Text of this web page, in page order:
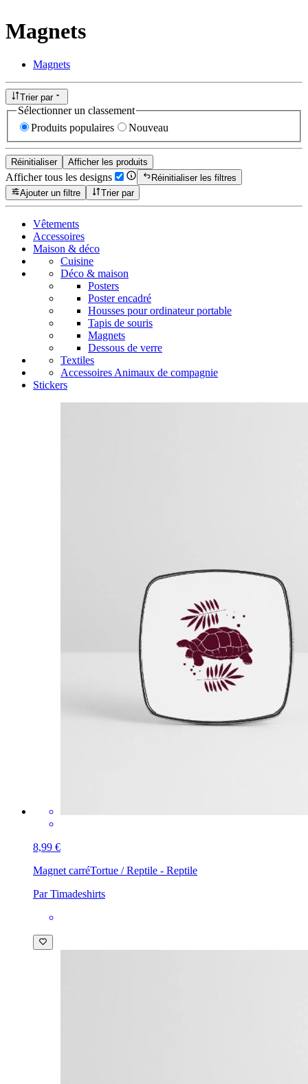
Magnets
Magnets
Trier par
Sélectionner un classement
Produits populaires
Nouveau
Réinitialiser Afficher les produits
Afficher tous les designs
Réinitialiser les filtres
Ajouter un filtre
Trier par
Vêtements
Accessoires
Maison & déco
Cuisine
Déco & maison
Posters
Poster encadré
Housses pour ordinateur portable
Tapis de souris
Magnets
Dessous de verre
Textiles
Accessoires Animaux de compagnie
Stickers
8,99 €
Magnet carréTortue / Reptile - Reptile
Par Timadeshirts